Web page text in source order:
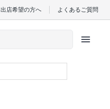
出店希望の方へ よくあるご質問
menu